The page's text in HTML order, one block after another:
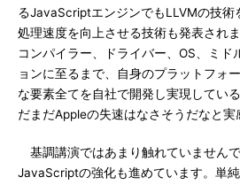
るJavaScriptエンジンでもLLVMの技
処理速度を向上させる技術も発表され
コンパイラー、ドライバー、OS、ミド
ョンに至るまで、自身のプラットフォ
な要素全てを自社で開発し実現してい
だまだAppleの失速はなさそうだなと実
基調講演ではあまり触れていません
JavaScriptの強化も進めています。単